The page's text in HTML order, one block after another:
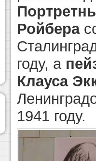
Ройбера
году, а
Клауса
1941 году.